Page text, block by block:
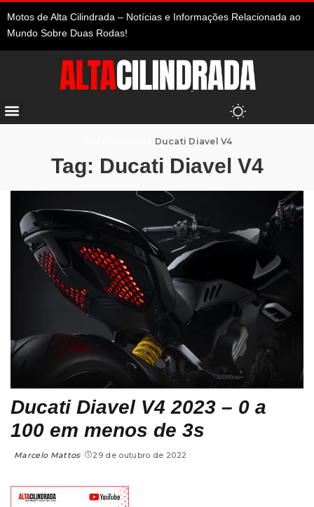
Motos de Alta Cilindrada – Notícias e Informações Relacionada ao
Mundo Sobre Duas Rodas!
Ducati Diavel V4
Tag: Ducati Diavel V4
Ducati Diavel V4 2023 – 0 a
100 em menos de 3s
Marcelo Mattos 29 de outubro de 2022